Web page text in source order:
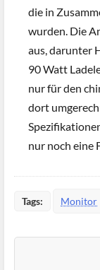
die in
wurden. Die
aus, darunter
90 Watt
nur für den
dort
nur noch eine
Tags: Monitor